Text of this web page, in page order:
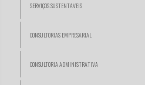
SERVIÇOS SUSTENTAVEIS
CONSULTORIAS EMPRESARIAL
CONSULTORIA ADMINISTRATIVA